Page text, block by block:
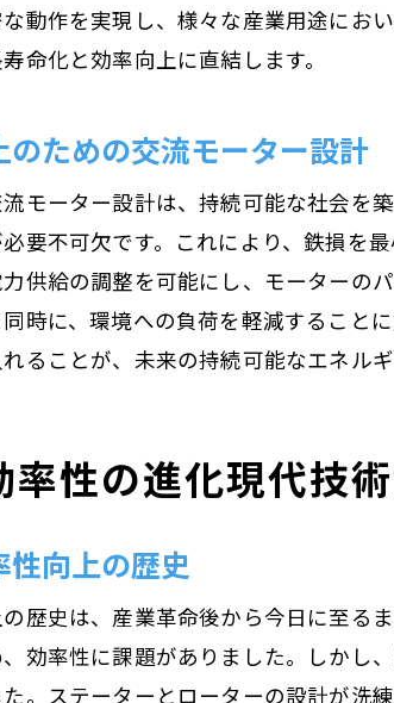
モーターと半導
半導体技術がも
再生可能エネル
持続可能なエネ
新しいエネルギ
環境負荷低減を
再生可能エネル
モーター技術が
交流モーターが
持続可能な未来
未来の産業を支
持続可能な社
動作を実現し、様々な産業用途にお
命化と効率向上に直結します。
ための交流モーター設計
モーター設計は、持続可能な社会を
要不可欠です。これにより、鉄損を
供給の調整を可能にし、モーターの
時に、環境への負荷を軽減すること
ることが、未来の持続可能なエネルギ
率性の進化現代技
向上の歴史
歴史は、産業革命後から今日に至る
効率性に課題がありました。しかし
。ステーターとローターの設計が洗